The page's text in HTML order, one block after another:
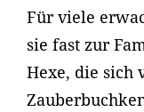
Für viele
sie fast zur
Hexe, die sich